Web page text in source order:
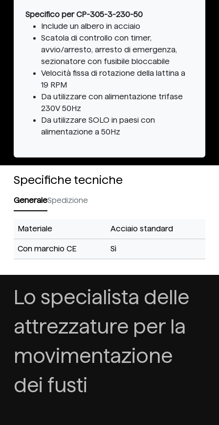
Specifico per CP-305-3-230-50
Include un albero in acciaio
Scatola di controllo con timer,
avvio/arresto, arresto di emergenza,
sezionatore con fusibile bloccabile
Velocità fissa di rotazione della lattina a
19 RPM
Da utilizzare con alimentazione trifase
230V 50Hz
Da utilizzare SOLO in paesi con
alimentazione a 50Hz
Specifiche tecniche
GeneraleSpedizione
Materiale Acciaio standard
Con marchio CE Sì
Lo specialista delle
attrezzature per la
movimentazione
dei fusti